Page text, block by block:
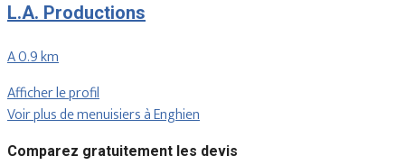
L.A. Productions
A 0.9 km
Afficher le profil
Voir plus de menuisiers à Enghien
Comparez gratuitement les devis